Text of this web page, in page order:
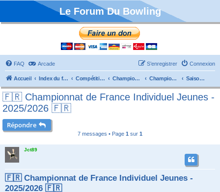
Le Forum Du Bowling
FAQ Arcade Connexion
S’enregistrer
Accueil Index du forum Compétitions Championnats de France Championnat Individuels Saison 2025/2026
🇫🇷 Championnat de France Individuel Jeunes -
2025/2026 🇫🇷
Répondre
7 messages • Page 1 sur 1
Jct89
🇫🇷 Championnat de France Individuel Jeunes -
2025/2026 🇫🇷